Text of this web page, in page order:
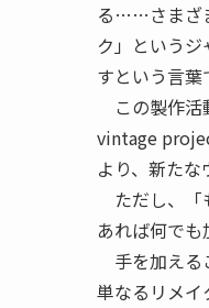
る……さまざ
ク」という
すという言葉
この製作活
vintage
より、新たな
ただし、「
あれば何でも
手を加える
単なるリメイ